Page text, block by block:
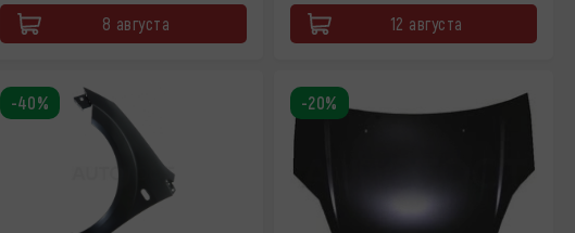
8 августа 12 августа
-40% -20%